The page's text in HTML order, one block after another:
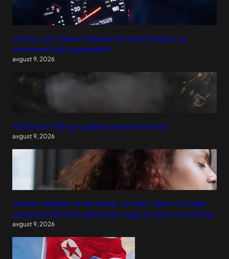
Crvena, žuta, zelena ili plava: Šta znače lampice na
instrument tabli automobila?
avgust 9, 2026
Požari kod Trebinja ugašeni posle devet dana
avgust 9, 2026
Traume roditelja ne završavaju se uvek s njima: Evo kako
iskustva prethodnih generacija mogu da utiču na naš život
avgust 9, 2026